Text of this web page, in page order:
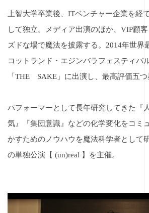
上智大学卒業後、ITベンチャー企業を経
して独立。メディア出演のほか、VIP顧
ズドな場で魔法を披露する。 2014年世界
コットランド・エジンバラフェスティバ
「THE SAKE」に出演し、最高評価五つ
パフォーマーとして長年研究してきた『
気』『集団意識』などの化学変化をコミ
かすためのノウハウを魔法科学者として研
の単独公演【 (un)real 】を主催。